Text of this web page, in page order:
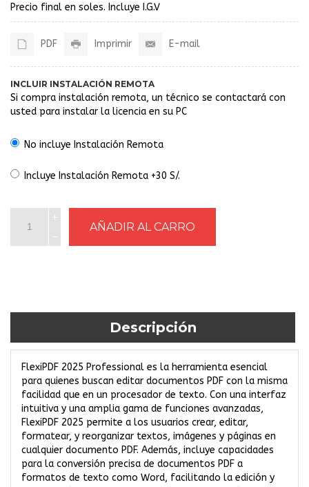
Precio final en soles. Incluye I.G.V
PDF Imprimir E-mail
INCLUIR INSTALACIÓN REMOTA
Si compra instalación remota, un técnico se contactará con
usted para instalar la licencia en su PC
No incluye Instalación Remota
Incluye Instalación Remota +30 S/.
Descripción
FlexiPDF 2025 Professional es la herramienta esencial
para quienes buscan editar documentos PDF con la misma
facilidad que en un procesador de texto. Con una interfaz
intuitiva y una amplia gama de funciones avanzadas,
FlexiPDF 2025 permite a los usuarios crear, editar,
formatear, y reorganizar textos, imágenes y páginas en
cualquier documento PDF. Además, incluye capacidades
para la conversión precisa de documentos PDF a
formatos de texto como Word, facilitando la edición y